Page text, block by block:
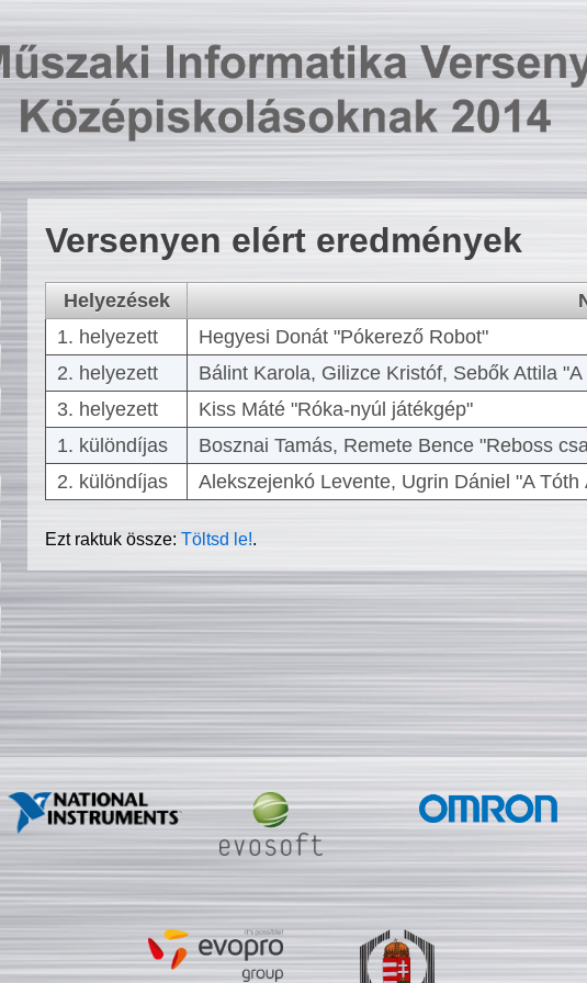
Versenyen elért eredmények
Helyezések
1. helyezett
Hegyesi Donát "Pókerező Robot"
2. helyezett
Bálint Karola, Gilizce Kristóf, Sebők Attila
3. helyezett
Kiss Máté "Róka-nyúl játékgép"
1. különdíjas
Bosznai Tamás, Remete Bence "Reboss
2. különdíjas
Alekszejenkó Levente, Ugrin Dániel "A
Ezt raktuk össze:Töltsd le!.